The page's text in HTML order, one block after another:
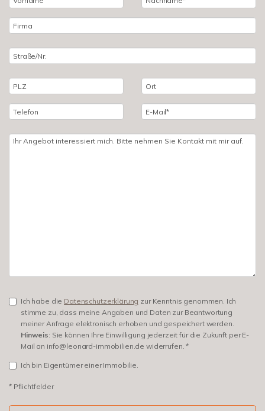
Ich habe die Datenschutzerklärung zur Kenntnis genommen. Ich
stimme zu, dass meine Angaben und Daten zur Beantwortung
meiner Anfrage elektronisch erhoben und gespeichert werden.
Hinweis: Sie können Ihre Einwilligung jederzeit für die Zukunft per E-
Mail an info@leonard-immobilien.de widerrufen. *
Ich bin Eigentümer einer Immobilie.
* Pflichtfelder